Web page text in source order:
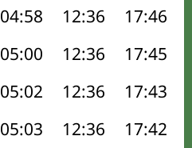
04:58 12:36 17:46
05:00 12:36 17:45
05:02 12:36 17:43
05:03 12:36 17:42